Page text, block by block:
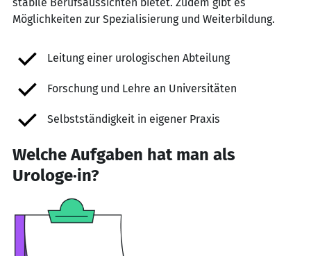
Möglichkeiten zur Spezialisierung und Weiterbildung.
Leitung einer urologischen Abteilung
Forschung und Lehre an Universitäten
Selbstständigkeit in eigener Praxis
Welche Aufgaben hat man als
Urologe·in?